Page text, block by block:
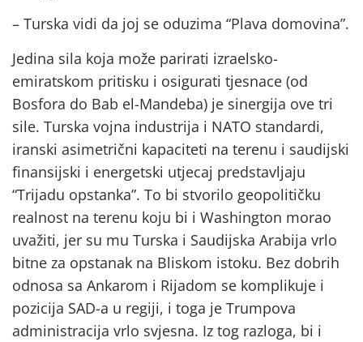
– Turska vidi da joj se oduzima “Plava domovina”.
Jedina sila koja može parirati izraelsko-
emiratskom pritisku i osigurati tjesnace (od
Bosfora do Bab el-Mandeba) je sinergija ove tri
sile. Turska vojna industrija i NATO standardi,
iranski asimetrični kapaciteti na terenu i saudijski
finansijski i energetski utjecaj predstavljaju
“Trijadu opstanka”. To bi stvorilo geopolitičku
realnost na terenu koju bi i Washington morao
uvažiti, jer su mu Turska i Saudijska Arabija vrlo
bitne za opstanak na Bliskom istoku. Bez dobrih
odnosa sa Ankarom i Rijadom se komplikuje i
pozicija SAD-a u regiji, i toga je Trumpova
administracija vrlo svjesna. Iz tog razloga, bi i